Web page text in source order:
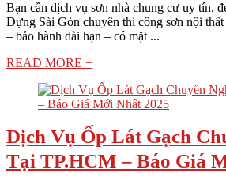
Bạn cần dịch vụ sơn nhà chung cư uy tín,
Dựng Sài Gòn chuyên thi công sơn nội
– bảo hành dài hạn – có mặt ...
READ MORE +
Dịch Vụ Ốp Lát Gạch
Tại TP.HCM – Báo Giá